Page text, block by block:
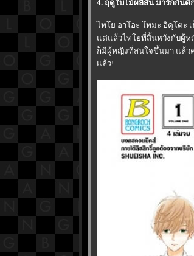
4. ฤดูใบไม้ผลิสั้น มารักกันดี
ไทโย อาโอะ โทมะ อิคุโตะ
ต่แล้วไทโยที่สิ้นหวังกับผู้หญิ
ก็มีผู้หญิงที่สนใจขึ้นมา แล้ว
ล้ว!